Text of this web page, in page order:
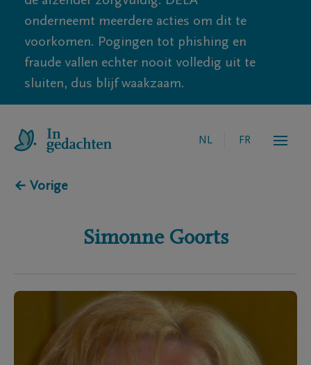
onderneemt meerdere acties om dit te
voorkomen. Pogingen tot phishing en
fraude vallen echter nooit volledig uit te
sluiten, dus blijf waakzaam.
NL FR
← Vorige
Simonne Goorts